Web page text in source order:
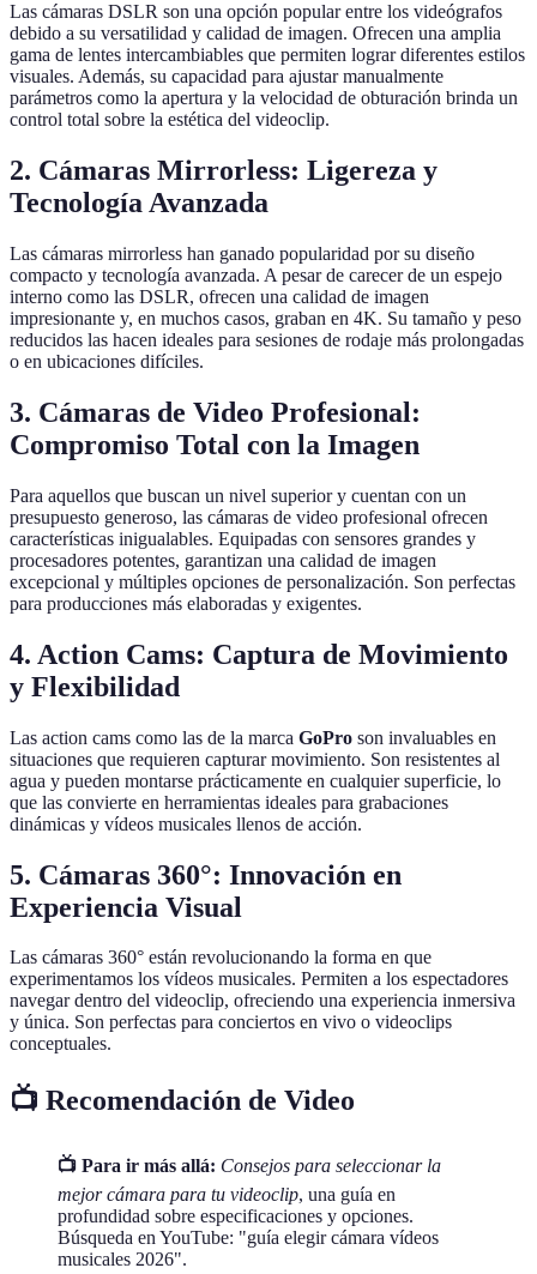
Las cámaras DSLR son una opción popular entre los videógrafos
debido a su versatilidad y calidad de imagen. Ofrecen una amplia
gama de lentes intercambiables que permiten lograr diferentes estilos
visuales. Además, su capacidad para ajustar manualmente
parámetros como la apertura y la velocidad de obturación brinda un
control total sobre la estética del videoclip.
2. Cámaras Mirrorless: Ligereza y
Tecnología Avanzada
Las cámaras mirrorless han ganado popularidad por su diseño
compacto y tecnología avanzada. A pesar de carecer de un espejo
interno como las DSLR, ofrecen una calidad de imagen
impresionante y, en muchos casos, graban en 4K. Su tamaño y peso
reducidos las hacen ideales para sesiones de rodaje más prolongadas
o en ubicaciones difíciles.
3. Cámaras de Video Profesional:
Compromiso Total con la Imagen
Para aquellos que buscan un nivel superior y cuentan con un
presupuesto generoso, las cámaras de video profesional ofrecen
características inigualables. Equipadas con sensores grandes y
procesadores potentes, garantizan una calidad de imagen
excepcional y múltiples opciones de personalización. Son perfectas
para producciones más elaboradas y exigentes.
4. Action Cams: Captura de Movimiento
y Flexibilidad
Las action cams como las de la marca GoPro son invaluables en
situaciones que requieren capturar movimiento. Son resistentes al
agua y pueden montarse prácticamente en cualquier superficie, lo
que las convierte en herramientas ideales para grabaciones
dinámicas y vídeos musicales llenos de acción.
5. Cámaras 360°: Innovación en
Experiencia Visual
Las cámaras 360° están revolucionando la forma en que
experimentamos los vídeos musicales. Permiten a los espectadores
navegar dentro del videoclip, ofreciendo una experiencia inmersiva
y única. Son perfectas para conciertos en vivo o videoclips
conceptuales.
📺 Recomendación de Video
📺 Para ir más allá: Consejos para seleccionar la
mejor cámara para tu videoclip, una guía en
profundidad sobre especificaciones y opciones.
Búsqueda en YouTube: "guía elegir cámara vídeos
musicales 2026".